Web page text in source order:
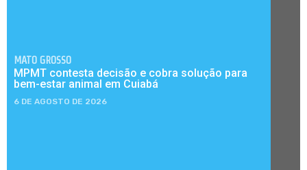
MATO GROSSO
MPMT contesta decisão e cobra solução para
bem-estar animal em Cuiabá
6 DE AGOSTO DE 2026